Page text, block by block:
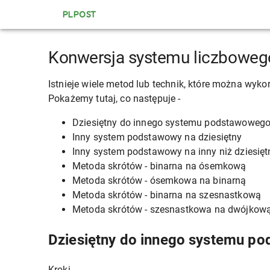
PLPOST
Konwersja systemu
Istnieje wiele metod lub technik, które można
Pokażemy tutaj, co następuje -
Dziesiętny do innego systemu
Inny system podstawowy na dziesiętny
Inny system podstawowy na inny niż
Metoda skrótów - binarna na ósemkową
Metoda skrótów - ósemkowa na binarną
Metoda skrótów - binarna na szesnastkową
Metoda skrótów - szesnastkowa na
Dziesiętny do innego systemu